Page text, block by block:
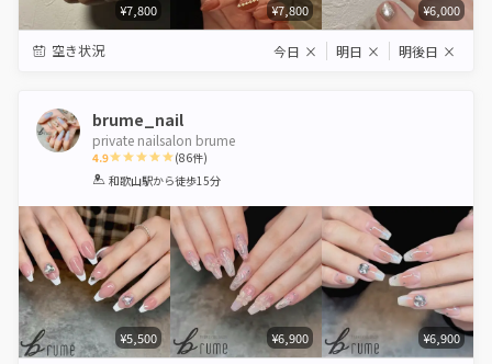
¥7,800 ¥7,800 ¥6,000
空き状況 今日 × 明日 × 明後日 ×
brume_nail
private nailsalon brume
4.9
1 2 3 4 5
(86件)
和歌山駅から徒歩15分
¥5,500 ¥6,900 ¥6,900